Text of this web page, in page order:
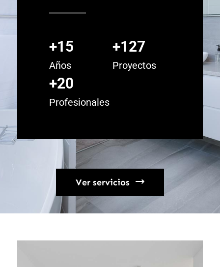
+15
Años
+127
Proyectos
+20
Profesionales
Ver servicios